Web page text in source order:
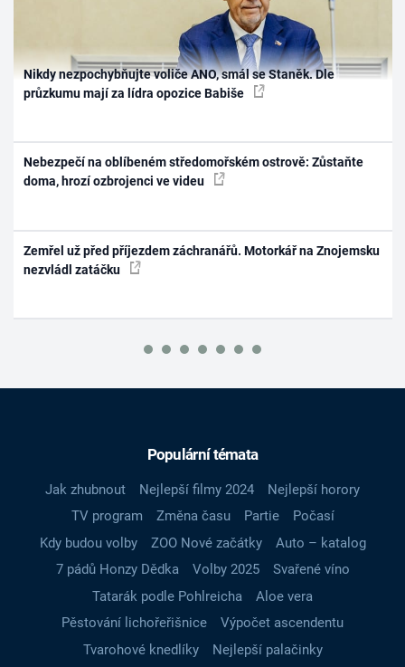
Nikdy nezpochybňujte voliče ANO, smál se Staněk. Dle
průzkumu mají za lídra opozice Babiše
Nebezpečí na oblíbeném středomořském ostrově: Zůstaňte
doma, hrozí ozbrojenci ve videu
Zemřel už před příjezdem záchranářů. Motorkář na Znojemsku
nezvládl zatáčku
Populární témata
Jak zhubnout Nejlepší filmy 2024
Nejlepší horory
TV program
Změna času Partie
Počasí
Kdy budou volby
ZOO Nové začátky
Auto – katalog
7 pádů Honzy Dědka
Volby 2025
Svařené víno
Tatarák podle Pohlreicha
Aloe vera
Pěstování lichořeřišnice
Výpočet ascendentu
Tvarohové knedlíky
Nejlepší palačinky